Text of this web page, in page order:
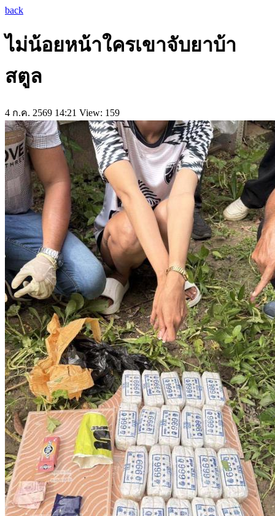
back
ไม่น้อยหน้าใครเขาจับยาบ้า
สตูล
4 ก.ค. 2569 14:21 View: 159